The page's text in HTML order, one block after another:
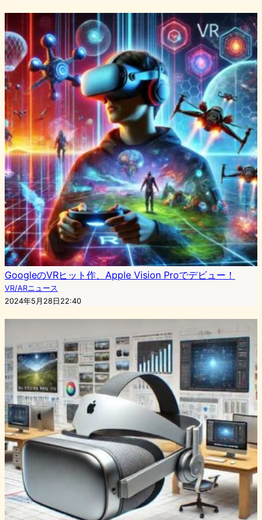
GoogleのVRヒット作、Apple Vision Proでデビュー！
VR/ARニュース
2024年5月28日22:40